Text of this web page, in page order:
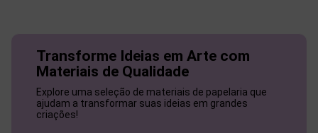
Transforme Ideias em Arte com
Materiais de Qualidade
Explore uma seleção de materiais de papelaria que
ajudam a transformar suas ideias em grandes
criações!